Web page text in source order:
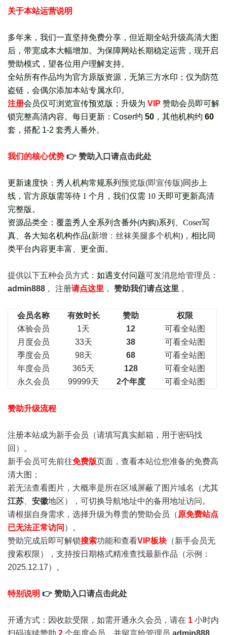
关于本站运营说明
多年来，我们一直坚持免费分享，但近期全站升级高清大图
后，带宽成本大幅增加。为保障网站长期稳定运营，现开启
赞助模式，望各位用户理解支持。
全站所有作品均为官方原版资源，无第三方水印；仅为防范
盗链，会偶尔添加本站专属水印。
注册会员仅可浏览宣传预览版 ； 升级为 VIP 赞助会员即可解
锁完整高清内容。每日更新： Coser约 50 ，其他机构约 60
套， 搭配 1-2 套秀人番外。
我们的核心优势 👉 赞助入口请点击此处
更新速度快：秀人机构常规系列 预览版(即宣传版)同步上
线，官方原版需等待 1 个月，我们仅需 10 天即可更新高清
完整版。
资源品类全：覆盖秀人全系列含番外(内购)系列、Coser写
真、各大知名机构作品(新增：丝袜美腿多个机构)，相比同
类平台内容更丰富、更全面。
提供以下五种会员方式： 如遇支付问题可发消息给管理员：
admin888 。注册请点这里 ， 赞助我们请点这里 。
会员名称 有效时长 赞助
权限
体验会员
1天 12
可看全站图
月度会员
33天 38
可看全站图
季度会员
98天 68
可看全站图
年度会员
365天 128
可看全站图
永久会员
99999天 2个年度 可看全站图
赞助升级流程
注册本站成为新手会员 （请填写真实邮箱，用于密码找
回）。
新手会员可先前往免费版页面，查看本站位您准备的免费高
清大图；
若无法查看图片，大概率是所在区域屏蔽了图片域名（尤其
江苏
安徽地区），可切换导航地址中的备用地址访问。
请根据自身需求，选择升级为尊贵的赞助会员（ 原免费站点
已无法正常访问 ）。
赞助完成后即可解锁搜索功能和查看VIP板块 （新手会员无
搜索权限），支持按日期格式精准查找最新作品（示例：
2025.12.17）。
特别说明 👉 赞助入口请点击此处
开通方式：因收款受限，如需开通永久会员，请在 1 小时内
扫码连续赞助 2 个年度会员，并留言给管理员 admin888